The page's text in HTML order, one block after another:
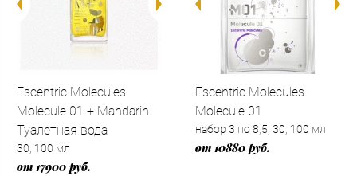
Escentric Molecules
Molecule 01 + Mandarin
Туалетная вода
30, 100 мл
от 17900 руб.
Escentric Molecules
Molecule 01
набор 3 по 8,5, 30, 100 мл
от 10880 руб.